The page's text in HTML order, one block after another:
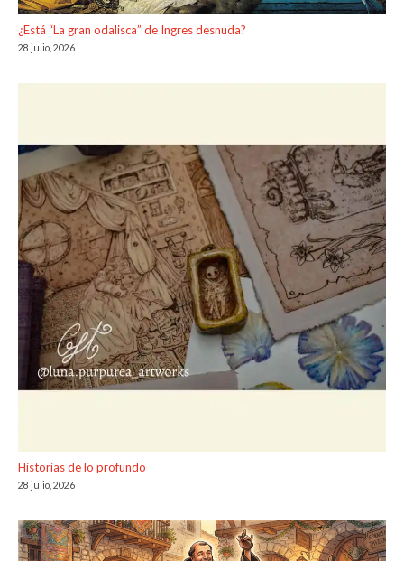
¿Está “La gran odalisca” de Ingres desnuda?
28 julio, 2026
Historias de lo profundo
28 julio, 2026